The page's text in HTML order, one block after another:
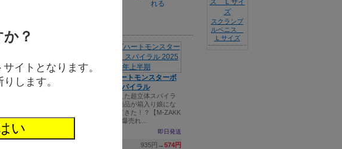
？
イトとなります。
します。
い
の名器2 森日向子【タ
セール!!（期間未定）】
トイズハートモンスターボ
ックス スパイラル
人知を超えた超立体スパイラ
ル！あの商品が箱入り娘にな
って帰ってきた！？【M-ZAKK
A限定！】爆売れ…
即日発送
935円→574円
スクランブ
ルペニス
Ｌサイズ